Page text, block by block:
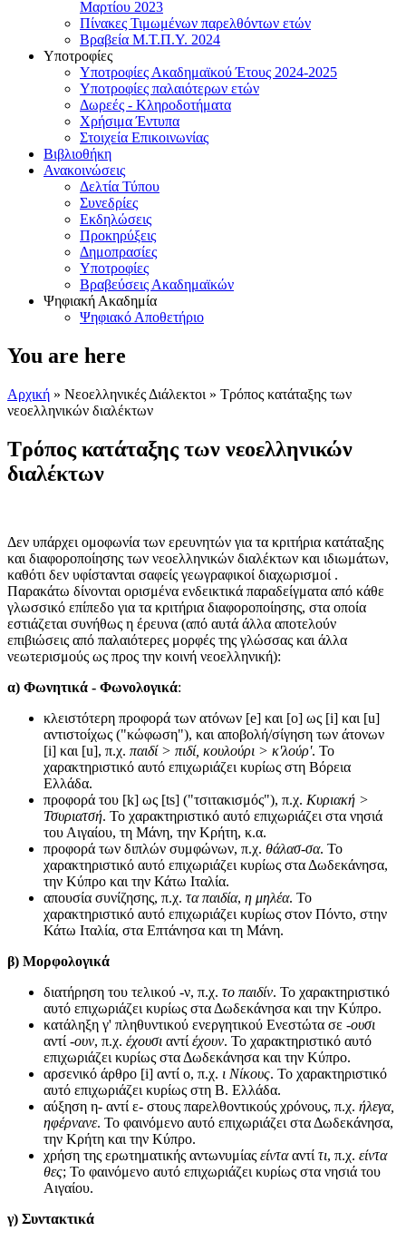
Μαρτίου 2023
Πίνακες Τιμωμένων παρελθόντων ετών
Βραβεία Μ.Τ.Π.Υ. 2024
Υποτροφίες
Υποτροφίες Ακαδημαϊκού Έτους 2024-2025
Υποτροφίες παλαιότερων ετών
Δωρεές - Κληροδοτήματα
Χρήσιμα Έντυπα
Στοιχεία Επικοινωνίας
Βιβλιοθήκη
Ανακοινώσεις
Δελτία Τύπου
Συνεδρίες
Εκδηλώσεις
Προκηρύξεις
Δημοπρασίες
Υποτροφίες
Βραβεύσεις Ακαδημαϊκών
Ψηφιακή Ακαδημία
Ψηφιακό Αποθετήριο
You are here
Αρχική » Νεοελληνικές Διάλεκτοι » Τρόπος κατάταξης των
νεοελληνικών διαλέκτων
Τρόπος κατάταξης των νεοελληνικών
διαλέκτων
Δεν υπάρχει ομοφωνία των ερευνητών για τα κριτήρια κατάταξης
και διαφοροποίησης των νεοελληνικών διαλέκτων και ιδιωμάτων,
καθότι δεν υφίστανται σαφείς γεωγραφικοί διαχωρισμοί .
Παρακάτω δίνονται ορισμένα ενδεικτικά παραδείγματα από κάθε
γλωσσικό επίπεδο για τα κριτήρια διαφοροποίησης, στα οποία
εστιάζεται συνήθως η έρευνα (από αυτά άλλα αποτελούν
επιβιώσεις από παλαιότερες μορφές της γλώσσας και άλλα
νεωτερισμούς ως προς την κοινή νεοελληνική):
α) Φωνητικά - Φωνολογικά:
κλειστότερη προφορά των ατόνων [e] και [ο] ως [i] και [u]
αντιστοίχως ("κώφωση"), και αποβολή/σίγηση των άτονων
[i] και [u], π.χ. παιδί > πιδί, κουλούρι > κ'λούρ'. Το
χαρακτηριστικό αυτό επιχωριάζει κυρίως στη Βόρεια
Ελλάδα.
προφορά του [k] ως [ts] ("τσιτακισμός"), π.χ. Κυριακή >
Τσυριατσή. Το χαρακτηριστικό αυτό επιχωριάζει στα νησιά
του Αιγαίου, τη Μάνη, την Κρήτη, κ.α.
προφορά των διπλών συμφώνων, π.χ. θάλασ-σα. Το
χαρακτηριστικό αυτό επιχωριάζει κυρίως στα Δωδεκάνησα,
την Κύπρο και την Κάτω Ιταλία.
απουσία συνίζησης, π.χ. τα παιδία, η μηλέα. Το
χαρακτηριστικό αυτό επιχωριάζει κυρίως στον Πόντο, στην
Κάτω Ιταλία, στα Επτάνησα και τη Μάνη.
β) Μορφολογικά
διατήρηση του τελικού -ν, π.χ. το παιδίν. Το χαρακτηριστικό
αυτό επιχωριάζει κυρίως στα Δωδεκάνησα και την Κύπρο.
κατάληξη γ' πληθυντικού ενεργητικού Ενεστώτα σε -ουσι
αντί-ουν, π.χ. έχουσι αντίέχουν. Το χαρακτηριστικό αυτό
επιχωριάζει κυρίως στα Δωδεκάνησα και την Κύπρο.
αρσενικό άρθρο [i] αντί ο, π.χ. ι Νίκους. Το χαρακτηριστικό
αυτό επιχωριάζει κυρίως στη Β. Ελλάδα.
αύξηση η- αντί ε- στους παρελθοντικούς χρόνους, π.χ. ήλεγα,
ηφέρνανε. Το φαινόμενο αυτό επιχωριάζει στα Δωδεκάνησα,
την Κρήτη και την Κύπρο.
χρήση της ερωτηματικής αντωνυμίας είντααντίτι, π.χ. είντα
θες; Το φαινόμενο αυτό επιχωριάζει κυρίως στα νησιά του
Αιγαίου.
γ) Συντακτικά